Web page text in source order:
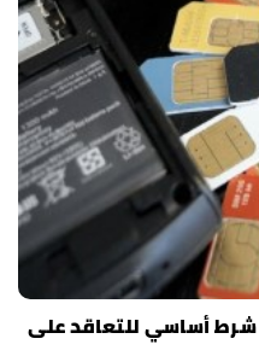
شرط أساسي للتعاقد على